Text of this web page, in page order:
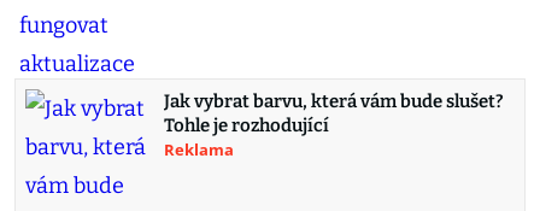
Jak vybrat barvu, která vám bude slušet?
Tohle je rozhodující
Reklama